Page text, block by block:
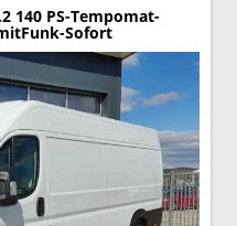
140 PS-Tempomat-
Sofort